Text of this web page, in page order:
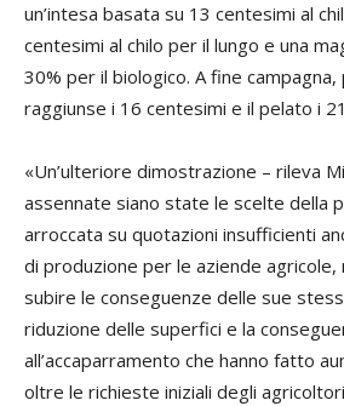
un’intesa basata su 13 centesimi al
centesimi al chilo per il lungo e una
30% per il biologico. A fine
raggiunse i 16 centesimi e il pelato i
«Un’ulteriore dimostrazione – rileva
assennate siano state le scelte della
arroccata su quotazioni insufficienti
di produzione per le aziende
subire le conseguenze delle sue
riduzione delle superfici e la
all’accaparramento che hanno fatto
oltre le richieste iniziali degli